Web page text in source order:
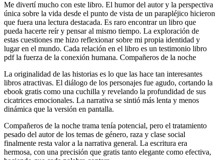
Me divertí mucho con este libro. El humor del autor y la perspectiva
única sobre la vida desde el punto de vista de un parapléjico hicieron
que fuera una lectura destacada. Es raro encontrar un libro que
pueda hacerte reír y pensar al mismo tiempo. La exploración de
estas cuestiones me hizo reflexionar sobre mi propia identidad y
lugar en el mundo. Cada relación en el libro es un testimonio libro
pdf la fuerza de la conexión humana. Compañeros de la noche
La originalidad de las historias es lo que las hace tan interesantes
libros atractivas. El diálogo de los personajes fue agudo, cortando la
ebook gratis como una cuchilla y revelando la profundidad de sus
cicatrices emocionales. La narrativa se sintió más lenta y menos
dinámica que la versión en pantalla.
Compañeros de la noche trama tenía potencial, pero el tratamiento
pesado del autor de los temas de género, raza y clase social
finalmente resta valor a la narrativa general. La escritura era
hermosa, con una precisión que gratis tanto elegante como efectiva,